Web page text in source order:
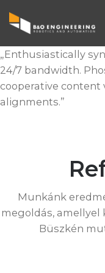
„Enthusiastically
24/7 bandwidth.
cooperative content
alignments.”
Munkánk
megoldás, amellyel
Büszkén